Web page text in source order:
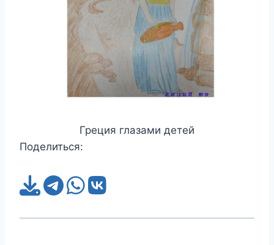
Греция глазами детей
Поделиться: